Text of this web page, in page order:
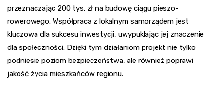
przeznaczając 200 tys. zł na budowę ciągu pieszo-
rowerowego. Współpraca z lokalnym samorządem jest
kluczowa dla sukcesu inwestycji, uwypuklając jej znaczenie
dla społeczności. Dzięki tym działaniom projekt nie tylko
podniesie poziom bezpieczeństwa, ale również poprawi
jakość życia mieszkańców regionu.